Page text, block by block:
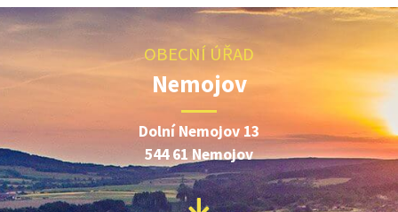
OBECNÍ ÚŘAD
Nemojov
Dolní Nemojov 13
544 61 Nemojov